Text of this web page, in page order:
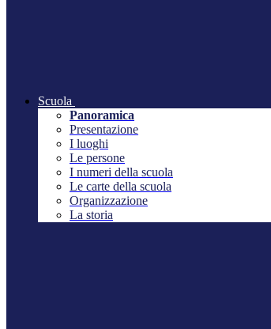
Scuola
Panoramica
Presentazione
I luoghi
Le persone
I numeri della scuola
Le carte della scuola
Organizzazione
La storia